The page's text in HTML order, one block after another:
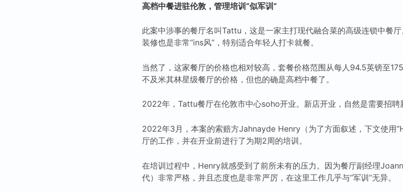
高档中餐进驻伦敦，管理培训“似军训”
此案中涉事的餐厅名叫Tattu，这是一家主打现代融合菜的高级连锁中餐
装修也是非常“ins风”，特别适合年轻人打卡就餐。
当然了，这家餐厅的价格也相对较高，套餐价格范围从每人94.5英镑至
不及米其林星级餐厅的价格，但也的确是高档中餐了。
2022年，Tattu餐厅在伦敦市中心soho开业。新店开业，自然是需要招聘
2022年3月，本案的索赔方Jahnayde Henry（为了方面叙述，下文使用
厅的工作，并在开业前进行了为期2周的培训。
在培训过程中，Henry就感受到了前所未有的压力。因为餐厅副经理
代）非常严格，并且态度也是非常严厉，在这里工作几乎与“军训”无异。